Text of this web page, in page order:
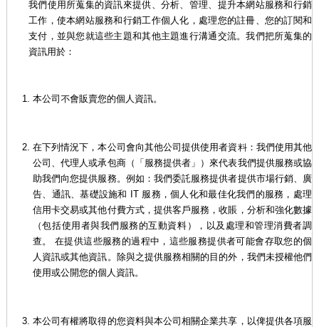
我們使用所蒐集的資訊來提供、分析、管理、提升本網站服務和行銷
工作，使本網站服務和行銷工作個人化，處理您的註冊、您的訂閱和
支付，並與您就這些主題和其他主題進行溝通交流。我們把所蒐集的
資訊用於：
本公司不會販賣您的個人資訊。
在下列情況下，本公司會向其他公司提供使用者資料：我們使用其他
公司、代理人或承包商（「服務提供者」）來代表我們提供服務或協
助我們向您提供服務。例如：我們委託服務提供者提供市場行銷、廣
告、通訊、基礎設施和 IT 服務，個人化和最佳化我們的服務，處理
信用卡交易或其他付費方式，提供客戶服務，收賬，分析和強化數據
（包括使用者與我們服務的互動資料），以及處理和管理消費者調
查。 在提供這些服務的過程中，這些服務提供者可能會存取您的個
人資訊或其他資訊。除與之提供服務相關的目的外，我們未授權他們
使用或公開您的個人資訊。
本公司有權將取得的您資料與本公司相關企業共享，以俾提供各項服